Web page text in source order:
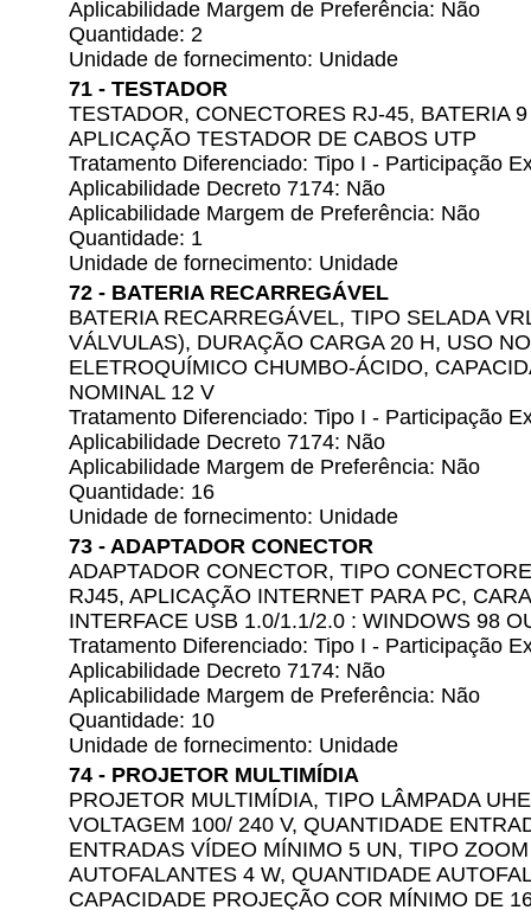
Aplicabilidade Margem de Preferência: Não
Quantidade: 2
Unidade de fornecimento: Unidade
71 - TESTADOR
TESTADOR, CONECTORES RJ-45, BATERIA
APLICAÇÃO TESTADOR DE CABOS UTP
Tratamento Diferenciado: Tipo I - Participação
Aplicabilidade Decreto 7174: Não
Aplicabilidade Margem de Preferência: Não
Quantidade: 1
Unidade de fornecimento: Unidade
72 - BATERIA RECARREGÁVEL
BATERIA RECARREGÁVEL, TIPO SELADA
VÁLVULAS), DURAÇÃO CARGA 20 H, USO
ELETROQUÍMICO CHUMBO-ÁCIDO,
NOMINAL 12 V
Tratamento Diferenciado: Tipo I - Participação
Aplicabilidade Decreto 7174: Não
Aplicabilidade Margem de Preferência: Não
Quantidade: 16
Unidade de fornecimento: Unidade
73 - ADAPTADOR CONECTOR
ADAPTADOR CONECTOR, TIPO
RJ45, APLICAÇÃO INTERNET PARA PC,
INTERFACE USB 1.0/1.1/2.0 : WINDOWS 98
Tratamento Diferenciado: Tipo I - Participação
Aplicabilidade Decreto 7174: Não
Aplicabilidade Margem de Preferência: Não
Quantidade: 10
Unidade de fornecimento: Unidade
74 - PROJETOR MULTIMÍDIA
PROJETOR MULTIMÍDIA, TIPO LÂMPADA
VOLTAGEM 100/ 240 V, QUANTIDADE
ENTRADAS VÍDEO MÍNIMO 5 UN, TIPO
AUTOFALANTES 4 W, QUANTIDADE
CAPACIDADE PROJEÇÃO COR MÍNIMO DE